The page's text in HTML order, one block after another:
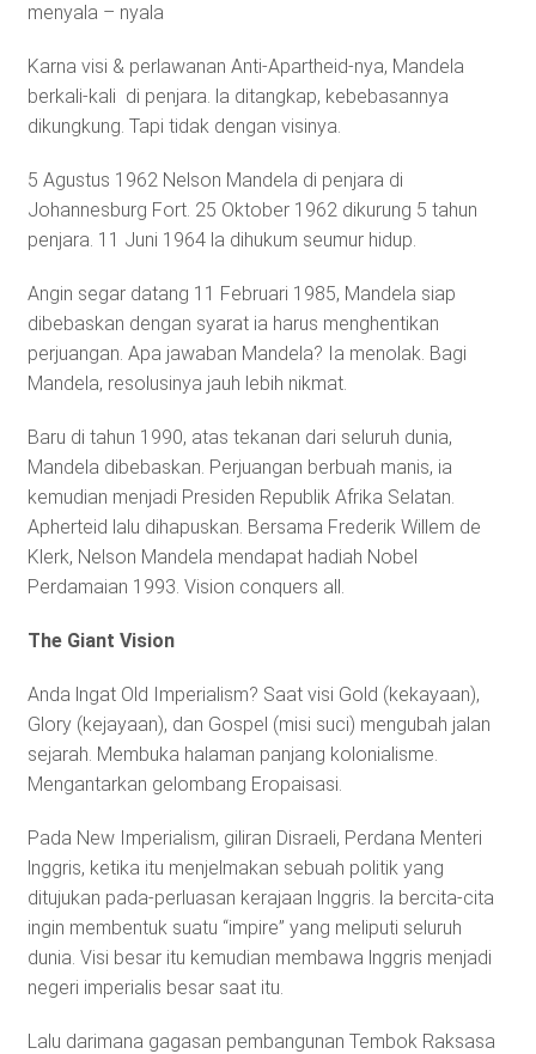
menyala – nyala
Karna visi & perlawanan Anti-Apartheid-nya, Mandela
berkali-kali di penjara. la ditangkap, kebebasannya
dikungkung. Tapi tidak dengan visinya.
5 Agustus 1962 Nelson Mandela di penjara di
Johannesburg Fort. 25 Oktober 1962 dikurung 5 tahun
penjara. 11 Juni 1964 la dihukum seumur hidup.
Angin segar datang 11 Februari 1985, Mandela siap
dibebaskan dengan syarat ia harus menghentikan
perjuangan. Apa jawaban Mandela? Ia menolak. Bagi
Mandela, resolusinya jauh lebih nikmat.
Baru di tahun 1990, atas tekanan dari seluruh dunia,
Mandela dibebaskan. Perjuangan berbuah manis, ia
kemudian menjadi Presiden Republik Afrika Selatan.
Apherteid lalu dihapuskan. Bersama Frederik Willem de
Klerk, Nelson Mandela mendapat hadiah Nobel
Perdamaian 1993. Vision conquers all.
The Giant Vision
Anda lngat Old Imperialism? Saat visi Gold (kekayaan),
Glory (kejayaan), dan Gospel (misi suci) mengubah jalan
sejarah. Membuka halaman panjang kolonialisme.
Mengantarkan gelombang Eropaisasi.
Pada New Imperialism, giliran Disraeli, Perdana Menteri
lnggris, ketika itu menjelmakan sebuah politik yang
ditujukan pada-perluasan kerajaan lnggris. la bercita-cita
ingin membentuk suatu “impire” yang meliputi seluruh
dunia. Visi besar itu kemudian membawa lnggris menjadi
negeri imperialis besar saat itu.
Lalu darimana gagasan pembangunan Tembok Raksasa